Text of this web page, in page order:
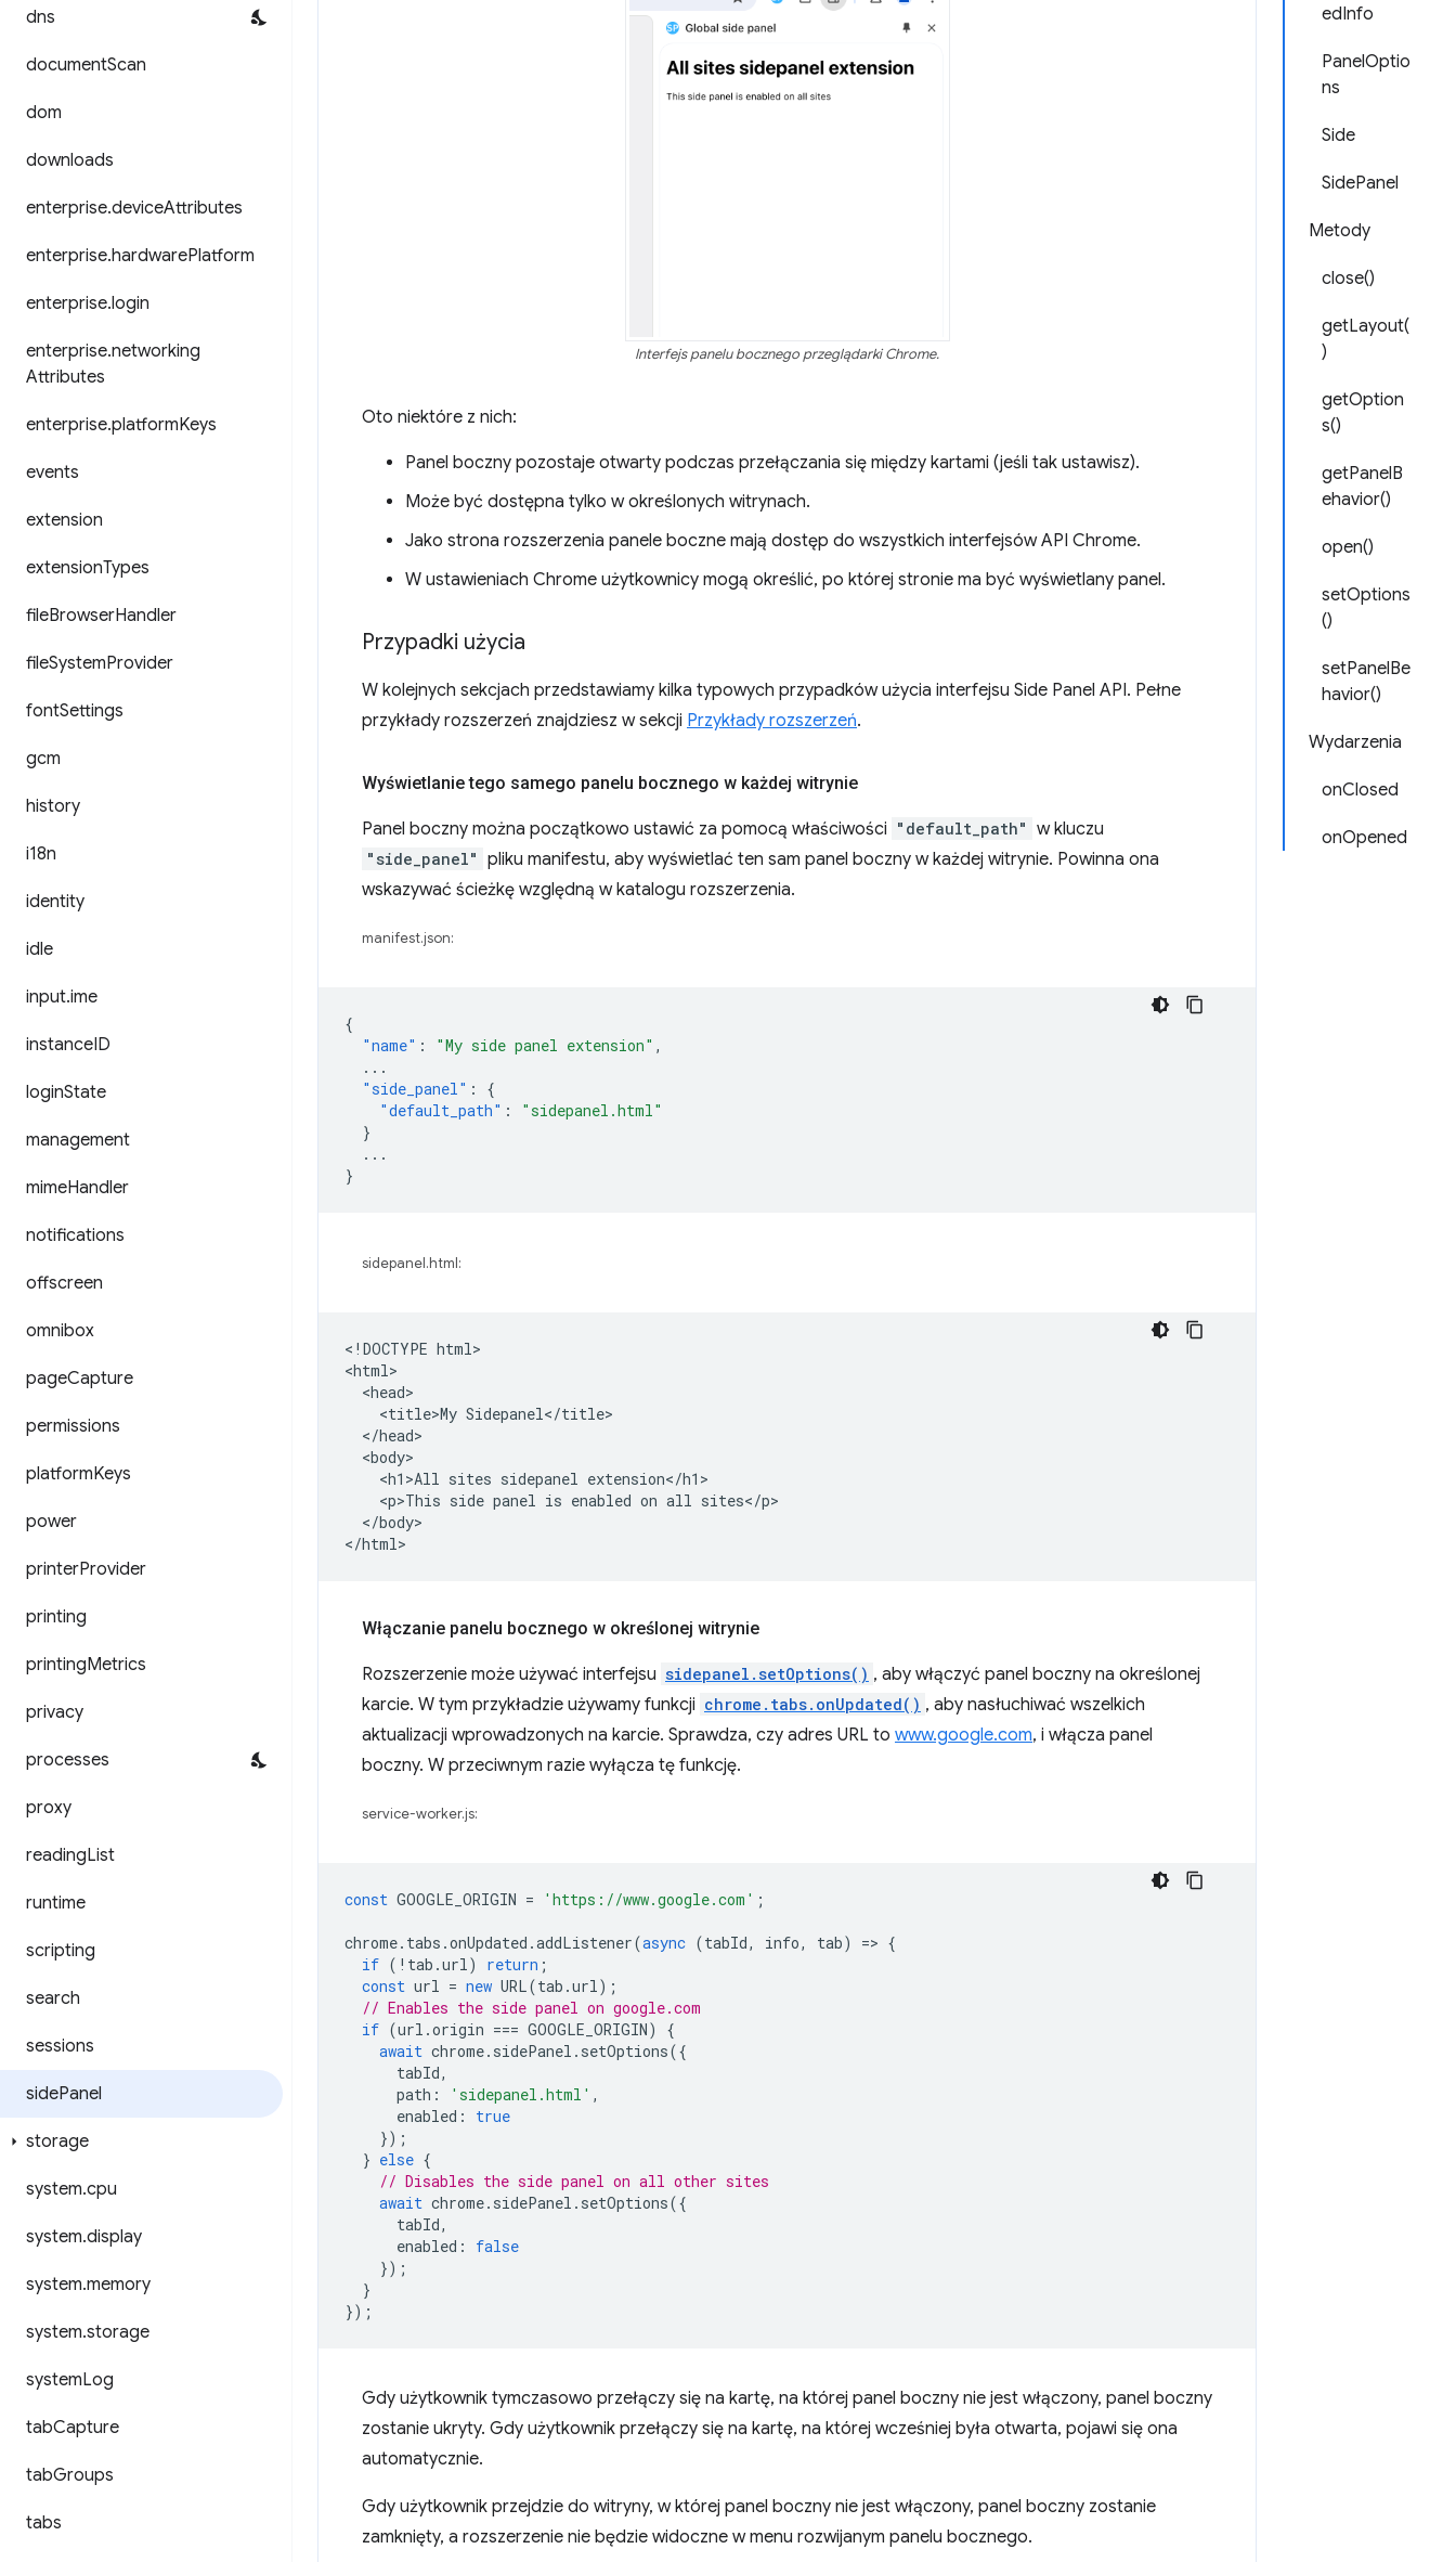
dns
documentScan
dom
downloads
enterprise.deviceAttributes
enterprise.hardwarePlatform
enterprise.login
enterprise.networking
Attributes
enterprise.platformKeys
events
extension
extensionTypes
fileBrowserHandler
fileSystemProvider
fontSettings
gcm
history
i18n
identity
idle
input.ime
instanceID
loginState
management
mimeHandler
notifications
offscreen
omnibox
pageCapture
permissions
platformKeys
power
printerProvider
printing
printingMetrics
privacy
processes
proxy
readingList
runtime
scripting
search
sessions
sidePanel
storage
system.cpu
system.display
system.memory
system.storage
systemLog
tabCapture
tabGroups
tabs
edInfo
PanelOptio
ns
Side
SidePanel
Metody
close()
getLayout(
)
getOption
s()
getPanelB
ehavior()
open()
setOptions
()
setPanelBe
havior()
Wydarzenia
onClosed
onOpened
Interfejs panelu bocznego przeglądarki Chrome.
Oto niektóre z nich:
Panel boczny pozostaje otwarty podczas przełączania się między kartami (jeśli tak ustawisz).
Może być dostępna tylko w określonych witrynach.
Jako strona rozszerzenia panele boczne mają dostęp do wszystkich interfejsów API Chrome.
W ustawieniach Chrome użytkownicy mogą określić, po której stronie ma być wyświetlany panel.
Przypadki użycia
W kolejnych sekcjach przedstawiamy kilka typowych przypadków użycia interfejsu Side Panel API. Pełne
przykłady rozszerzeń znajdziesz w sekcji Przykłady rozszerzeń.
Wyświetlanie tego samego panelu bocznego w każdej witrynie
Panel boczny można początkowo ustawić za pomocą właściwości "default_path" w kluczu
"side_panel" pliku manifestu, aby wyświetlać ten sam panel boczny w każdej witrynie. Powinna ona
wskazywać ścieżkę względną w katalogu rozszerzenia.
manifest.json:
{
"name" : "My side panel extension" ,
...
"side_panel" :
{
"default_path" :
"sidepanel.html"
}
...
}
sidepanel.html:
<!DOCTYPE html>
<html>
  <head>
    <title>My Sidepanel</title>
  </head>
  <body>
    <h1>All sites sidepanel extension</h1>
    <p>This side panel is enabled on all sites</p>
  </body>
Włączanie panelu bocznego w określonej witrynie
Rozszerzenie może używać interfejsu sidepanel.setOptions() , aby włączyć panel boczny na określonej
karcie. W tym przykładzie używamy funkcji chrome.tabs.onUpdated() , aby nasłuchiwać wszelkich
aktualizacji wprowadzonych na karcie. Sprawdza, czy adres URL to www.google.com, i włącza panel
boczny. W przeciwnym razie wyłącza tę funkcję.
service-worker.js:
const GOOGLE_ORIGIN = 'https://www.google.com' ;
chrome. tabs .onUpdated .addListener(async (tabId, info, tab) => {
if ( ! tab .url) return ;
const url = new URL(tab .url);
// Enables the side panel on google.com
if (url .origin === GOOGLE_ORIGIN)
{
await chrome. sidePanel . setOptions({
tabId,
path : 'sidepanel.html' ,
enabled :
true
});
} else {
// Disables the side panel on all other sites
await chrome. sidePanel . setOptions({
tabId,
enabled :
false
});
}
});
Gdy użytkownik tymczasowo przełączy się na kartę, na której panel boczny nie jest włączony, panel boczny
zostanie ukryty. Gdy użytkownik przełączy się na kartę, na której wcześniej była otwarta, pojawi się ona
automatycznie.
Gdy użytkownik przejdzie do witryny, w której panel boczny nie jest włączony, panel boczny zostanie
zamknięty, a rozszerzenie nie będzie widoczne w menu rozwijanym panelu bocznego.